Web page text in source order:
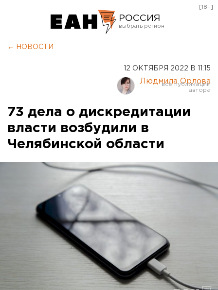
РОССИЯ
Курган
Оренбург
[18+]
← НОВОСТИ
12 ОКТЯБРЯ 2022 В 11:15
Людмила Орлова
73 дела о дискредитации
власти возбудили в
Челябинской области